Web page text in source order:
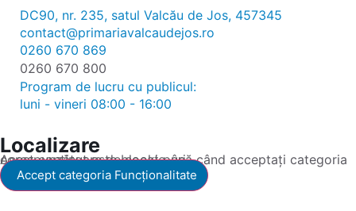
DC90, nr. 235, satul Valcău de Jos, 457345
contact@primariavalcaudejos.ro
0260 670 869
0260 670 800
Program de lucru cu publicul:
luni - vineri 08:00 - 16:00
Localizare
Acest conținut este blocat până când acceptați categoria corespunzătoare de cookie-uri.
Accept categoria Funcționalitate